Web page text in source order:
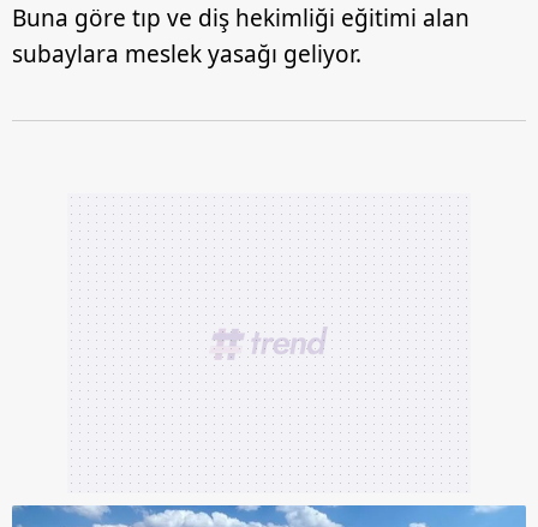
Buna göre tıp ve diş hekimliği eğitimi alan
subaylara meslek yasağı geliyor.